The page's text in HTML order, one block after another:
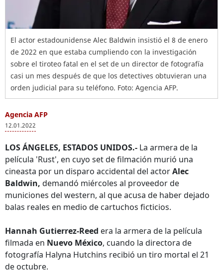
El actor estadounidense Alec Baldwin insistió el 8 de enero
de 2022 en que estaba cumpliendo con la investigación
sobre el tiroteo fatal en el set de un director de fotografía
casi un mes después de que los detectives obtuvieran una
orden judicial para su teléfono. Foto: Agencia AFP.
Agencia AFP
12.01.2022
LOS ÁNGELES, ESTADOS UNIDOS.- La armera de la
película 'Rust', en cuyo set de filmación murió una
cineasta por un disparo accidental del actorAlec
Baldwin, demandó miércoles al proveedor de
municiones del western, al que acusa de haber dejado
balas reales en medio de cartuchos ficticios.
Hannah Gutierrez-Reed era la armera de la película
filmada en Nuevo México, cuando la directora de
fotografía Halyna Hutchins recibió un tiro mortal el 21
de octubre.